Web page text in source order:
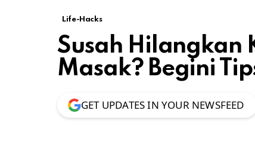
Life-Hacks
Susah Hilangkan
Masak? Begini
GET UPDATES IN YOUR NEWSFEED